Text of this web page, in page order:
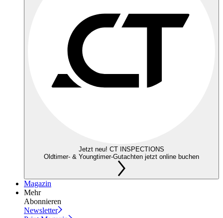
Jetzt neu! CT INSPECTIONS
Oldtimer- & Youngtimer-Gutachten jetzt online buchen
Magazin
Mehr
Abonnieren
Newsletter